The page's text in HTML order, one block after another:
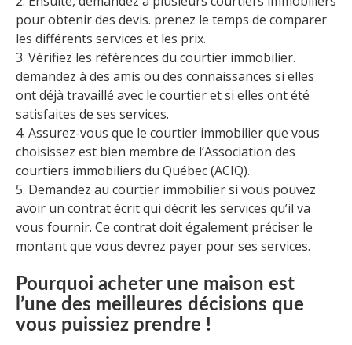
pour obtenir des devis. prenez le temps de comparer
les différents services et les prix.
3. Vérifiez les références du courtier immobilier.
demandez à des amis ou des connaissances si elles
ont déjà travaillé avec le courtier et si elles ont été
satisfaites de ses services.
4. Assurez-vous que le courtier immobilier que vous
choisissez est bien membre de l’Association des
courtiers immobiliers du Québec (ACIQ).
5. Demandez au courtier immobilier si vous pouvez
avoir un contrat écrit qui décrit les services qu’il va
vous fournir. Ce contrat doit également préciser le
montant que vous devrez payer pour ses services.
Pourquoi acheter une maison est
l’une des meilleures décisions que
vous puissiez prendre !